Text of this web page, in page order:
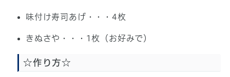
味付け寿司あげ・・・4枚
きぬさや・・・1枚（お好みで）
☆作り方☆